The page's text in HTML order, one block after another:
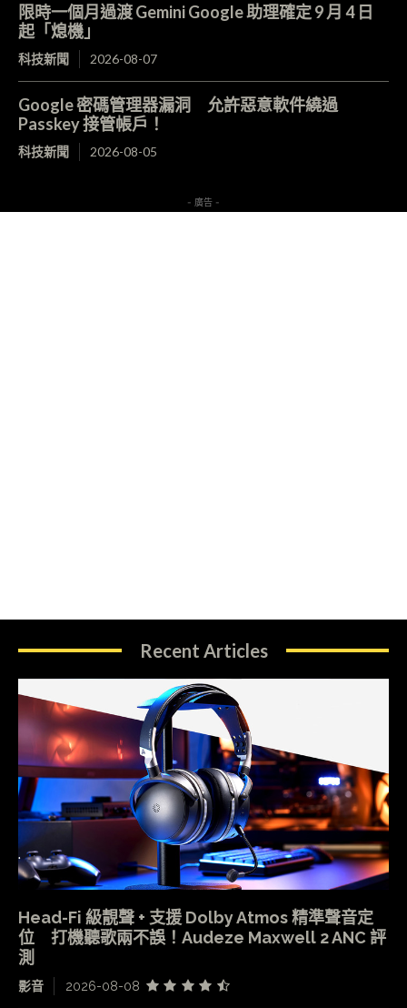
限時一個月過渡 Gemini Google 助理確定 9 月 4 日
起「熄機」
科技新聞 2026-08-07
Google 密碼管理器漏洞 允許惡意軟件繞過
Passkey 接管帳戶！
科技新聞 2026-08-05
- 廣告 -
Recent Articles
Head-Fi 級靚聲 + 支援 Dolby Atmos 精準聲音定
位 打機聽歌兩不誤！Audeze Maxwell 2 ANC 評
測
影音 2026-08-08